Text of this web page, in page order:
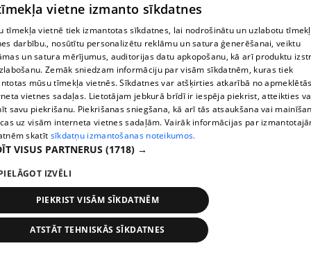
pirms 1 nedēļas, 1 dienas
Pārtiku pērkam vairāk, bet vai “zemo cenu grozs”
tiešām samazina kopējo čeku?
408. epizode
vietne izmanto sīkdatnes
tīmekļa vietnē tiek izmantotas sīkdatnes, lai nodrošinātu un uzlabotu
darbību., nosūtītu personalizētu reklāmu un satura ģenerēšanai, veiktu
un satura mērījumus, auditorijas datu apkopošanu, kā arī produktu
Zemāk sniedzam informāciju par visām sīkdatnēm, kuras tiek
mūsu tīmekļa vietnēs. Sīkdatnes var atšķirties atkarībā no
vietnes sadaļas. Lietotājam jebkurā brīdī ir iespēja piekrist, atteikties
savu piekrišanu. Piekrišanas sniegšana, kā arī tās atsaukšana vai
uz visām interneta vietnes sadaļām. Vairāk informācijas par
skatīt sīkdatņu izmantošanas noteikumos.
VISUS PARTNERUS (1718) →
IZVĒLI
PIEKRIST VISĀM SĪKDATNĒM
ATSTĀT TEHNISKĀS SĪKDATNES